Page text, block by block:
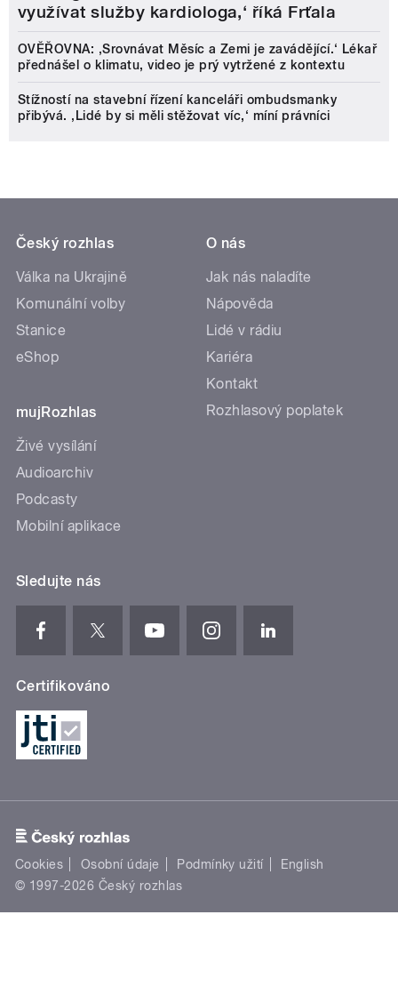
využívat služby kardiologa,‘ říká Frťala
OVĚŘOVNA: ‚Srovnávat Měsíc a Zemi je zavádějící.‘ Lékař
přednášel o klimatu, video je prý vytržené z kontextu
Stížností na stavební řízení kanceláři ombudsmanky
přibývá. ‚Lidé by si měli stěžovat víc,‘ míní právníci
Český rozhlas
Válka na Ukrajině
Komunální volby
Stanice
eShop
mujRozhlas
Živé vysílání
Audioarchiv
Podcasty
Mobilní aplikace
O nás
Jak nás naladíte
Nápověda
Lidé v rádiu
Kariéra
Kontakt
Rozhlasový poplatek
Sledujte nás
Certifikováno
Cookies Osobní údaje Podmínky užití
English
© 1997-2026 Český rozhlas